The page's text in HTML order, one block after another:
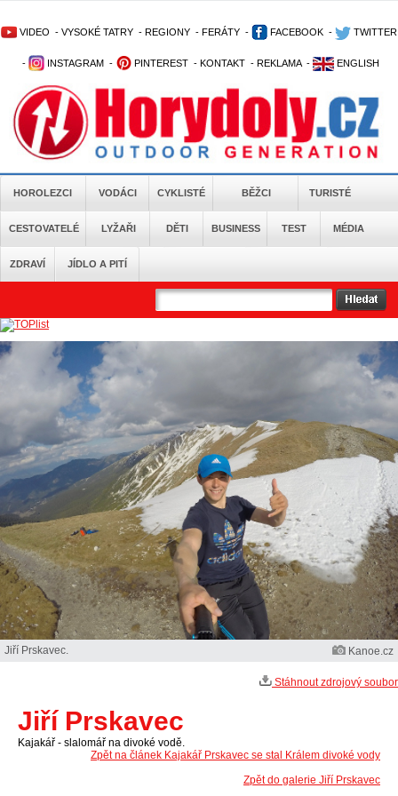
VIDEO - VYSOKÉ TATRY - REGIONY - FERÁTY - FACEBOOK - TWITTER
- INSTAGRAM - PINTEREST - KONTAKT - REKLAMA - ENGLISH
HOROLEZCI VODÁCI CYKLISTÉ BĚŽCI TURISTÉ
CESTOVATELÉ LYŽAŘI DĚTI BUSINESS TEST MÉDIA
ZDRAVÍ JÍDLO A PITÍ
Jiří Prskavec. Kanoe.cz
Stáhnout zdrojový soubor
Jiří Prskavec
Kajakář - slalomář na divoké vodě.
Zpět na článek Kajakář Prskavec se stal Králem divoké vody
Zpět do galerie Jiří Prskavec